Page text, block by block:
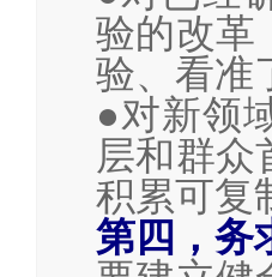
验的改革
验、看准
●对新领
层和群众
积累可复
第四，务